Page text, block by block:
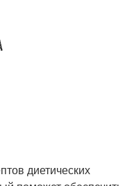
диетических